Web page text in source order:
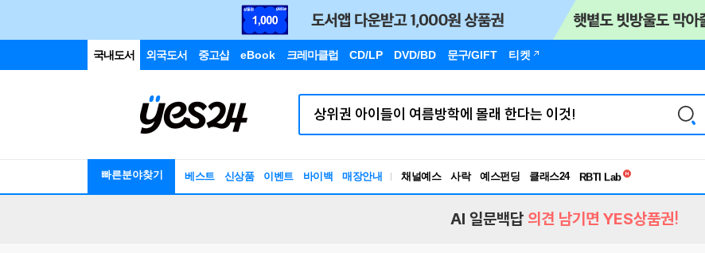
국내도서 외국도서 중고샵 eBook 크레마클럽 CD/LP DVD/BD 문구/GIFT 티켓
빠른분야찾기 베스트 신상품 이벤트 바이백 매장안내 채널예스 사락 예스펀딩 클래스24
RBTI Lab
독서유형검사
AI 일문백답 의견 남기면 YES상품권!